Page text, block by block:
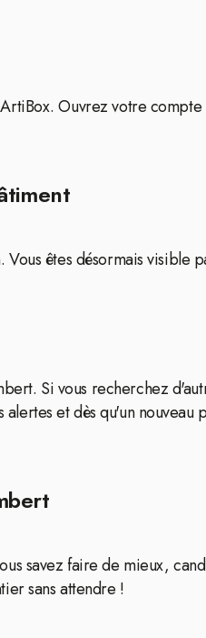
Ouvrez votre
êtes désormais visible
Si vous recherchez
et dès qu'un nouveau
savez faire de mieux,
sans attendre !